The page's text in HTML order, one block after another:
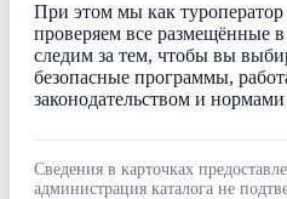
При этом мы как туроператор
проверяем все размещённые
следим за тем, чтобы вы
безопасные программы,
законодательством и
Сведения в карточках
администрация каталога не